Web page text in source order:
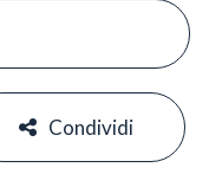
Condividi